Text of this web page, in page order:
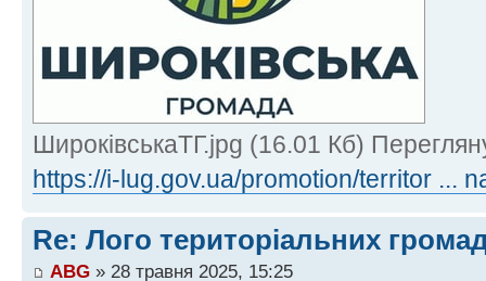
ШироківськаТГ.jpg (16.01 Кб)
https://i-lug.gov.ua/promotion/territor ...
Re: Лого територіальних
ABG » 28 травня 2025, 15:25